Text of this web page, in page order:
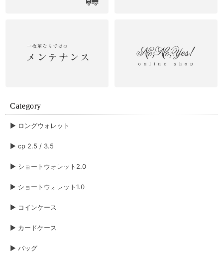
Category
▶︎ ロングウォレット
▶︎ cp 2.5 / 3.5
▶︎ ショートウォレット2.0
▶︎ ショートウォレット1.0
▶︎ コインケース
▶︎ カードケース
▶︎ バッグ